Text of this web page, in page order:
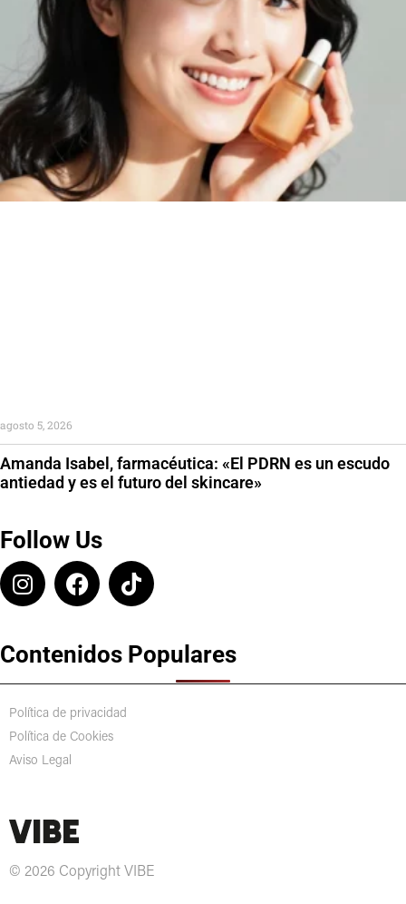
Amanda Isabel, farmacéutica: «El PDRN es un escudo
antiedad y es el futuro del skincare»
agosto 5, 2026
Follow Us
Contenidos Populares
Política de privacidad
Política de Cookies
Aviso Legal
© 2026 Copyright VIBE